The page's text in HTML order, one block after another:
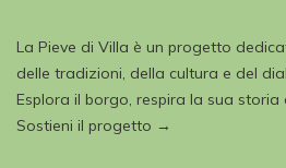
La Pieve di Villa è un progetto
delle tradizioni, della cultura e del
Esplora il borgo, respira la sua storia
Sostieni il progetto →